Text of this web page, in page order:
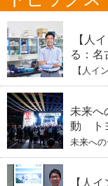
【人
る：名
締役
ぶし」
【人イ
挑むヘ
未来へ
動 ト
未来へ
【人